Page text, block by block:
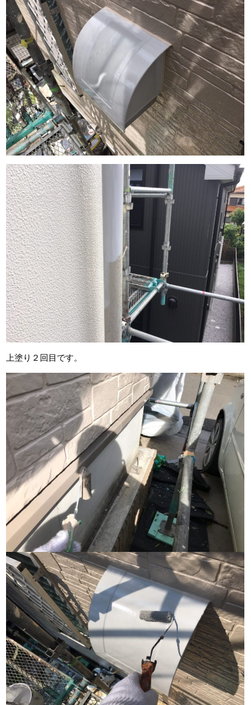
上塗り２回目です。